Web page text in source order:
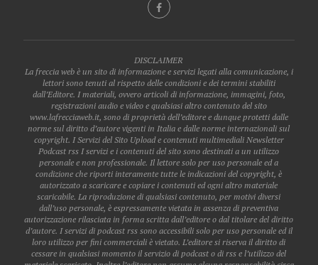
DISCLAIMER
La freccia web è un sito di informazione e servizi legati alla comunicazione, i
lettori sono tenuti al rispetto delle condizioni e dei termini stabiliti
dall’Editore. I materiali, ovvero articoli di informazione, immagini, foto,
registrazioni audio e video e qualsiasi altro contenuto del sito
www.lafrecciaweb.it, sono di proprietà dell’editore e dunque protetti dalle
norme sul diritto d’autore vigenti in Italia e dalle norme internazionali sul
copyright. I Servizi del Sito Upload e contenuti multimediali Newsletter
Podcast rss I servizi e i contenuti del sito sono destinati a un utilizzo
personale e non professionale. Il lettore solo per uso personale ed a
condizione che riporti interamente tutte le indicazioni del copyright, è
autorizzato a scaricare e copiare i contenuti ed ogni altro materiale
scaricabile. La riproduzione di qualsiasi contenuto, per motivi diversi
dall’uso personale, è espressamente vietata in assenza di preventiva
autorizzazione rilasciata in forma scritta dall’editore o dal titolare del diritto
d’autore. I servizi di podcast rss sono accessibili solo per uso personale ed il
loro utilizzo per fini commerciali è vietato. L’editore si riserva il diritto di
cessare in qualsiasi momento il servizio di podcast o di rss e l’utilizzo del